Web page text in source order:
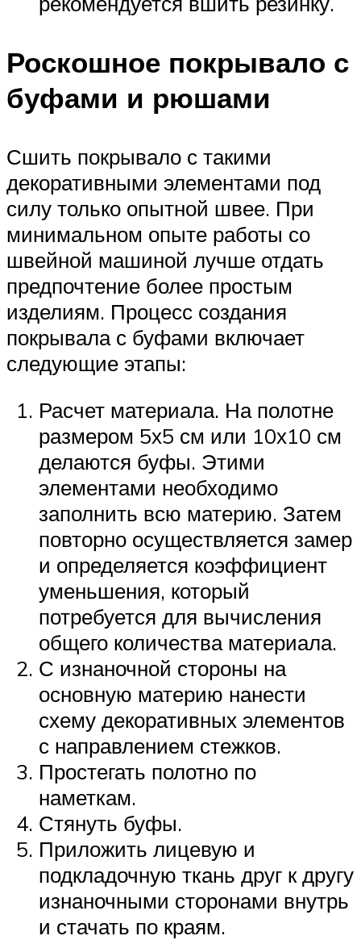
Роскошное покрывало с
буфами и рюшами
Сшить покрывало с такими
декоративными элементами под
силу только опытной швее. При
минимальном опыте работы со
швейной машиной лучше отдать
предпочтение более простым
изделиям. Процесс создания
покрывала с буфами включает
следующие этапы:
Расчет материала. На полотне
размером 5х5 см или 10х10 см
делаются буфы. Этими
элементами необходимо
заполнить всю материю. Затем
повторно осуществляется замер
и определяется коэффициент
уменьшения, который
потребуется для вычисления
общего количества материала.
С изнаночной стороны на
основную материю нанести
схему декоративных элементов
с направлением стежков.
Простегать полотно по
наметкам.
Стянуть буфы.
Приложить лицевую и
подкладочную ткань друг к другу
изнаночными сторонами внутрь
и стачать по краям.